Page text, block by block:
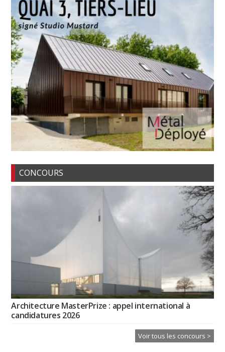
CONCOURS
Architecture MasterPrize : appel international à
candidatures 2026
Voir tous les concours >